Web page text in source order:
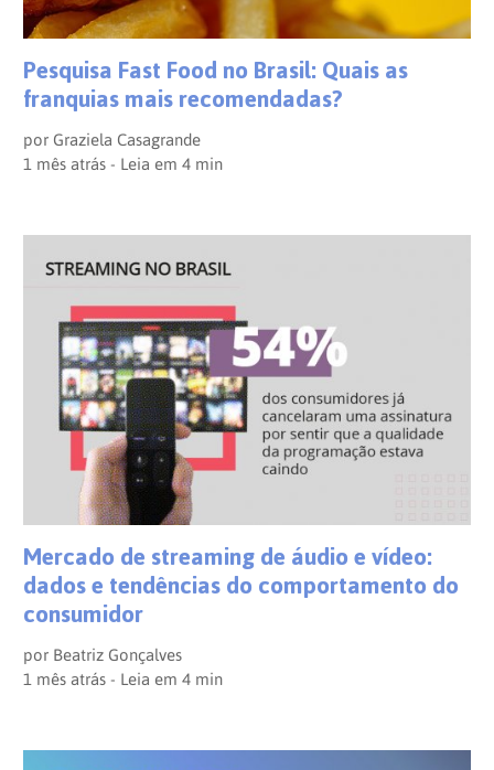
Pesquisa Fast Food no Brasil: Quais as
franquias mais recomendadas?
por Graziela Casagrande
1 mês atrás - Leia em4 min
Mercado de streaming de áudio e vídeo:
dados e tendências do comportamento do
consumidor
por Beatriz Gonçalves
1 mês atrás - Leia em4 min
Opinion
Box
Recentes
BOX
Customizadas
Plataforma
de
Pesquisa
Plataforma